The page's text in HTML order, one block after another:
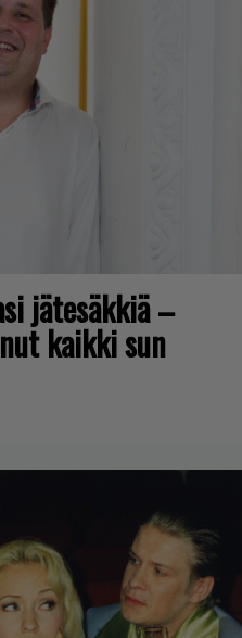
jätesäkkiä –
kaikki sun